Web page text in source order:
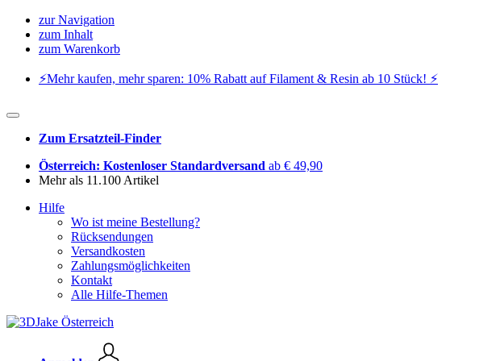
zur Navigation
zum Inhalt
zum Warenkorb
⚡️Mehr kaufen, mehr sparen: 10% Rabatt auf Filament & Resin ab 10 Stück! ⚡️
Zum Ersatzteil-Finder
Österreich: Kostenloser Standardversand ab € 49,90
Mehr als 11.100 Artikel
Hilfe
Wo ist meine Bestellung?
Rücksendungen
Versandkosten
Zahlungsmöglichkeiten
Kontakt
Alle Hilfe-Themen